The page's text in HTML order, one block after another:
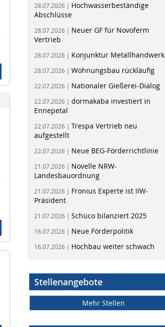
28.07.2026 | Hochwasserbeständige
Abschlüsse
28.07.2026 | Neuer GF für Novoferm
Vertrieb
28.07.2026 | Konjunktur Metallhandwerk
28.07.2026 | Wohnungsbau rückläufig
22.07.2026 | Nationaler Gießerei-Dialog
22.07.2026 | dormakaba investiert in
Ennepetal
22.07.2026 | Trespa Vertrieb neu
aufgestellt
22.07.2026 | Neue BEG-Förderrichtlinie
21.07.2026 | Novelle NRW-
Landesbauordnung
21.07.2026 | Fronius Experte ist IIW-
Präsident
21.07.2026 | Schüco bilanziert 2025
16.07.2026 | Neue Förderpolitik
16.07.2026 | Hochbau weiter schwach
Stellenangebote
Mehr Stellen